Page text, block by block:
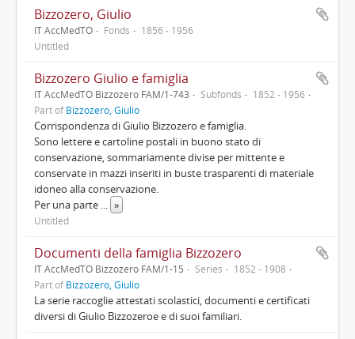
Bizzozero, Giulio
IT AccMedTO Fonds
1856 - 1956
Untitled
Bizzozero Giulio e famiglia
IT AccMedTO Bizzozero FAM/1-743 Subfonds
1852 - 1956
Part ofBizzozero, Giulio
Corrispondenza di Giulio Bizzozero e famiglia.
Sono lettere e cartoline postali in buono stato di
conservazione, sommariamente divise per mittente e
conservate in mazzi inseriti in buste trasparenti di materiale
idoneo alla conservazione.
Per una parte ... »
Untitled
Documenti della famiglia Bizzozero
IT AccMedTO Bizzozero FAM/1-15 Series
1852 - 1908
Part ofBizzozero, Giulio
La serie raccoglie attestati scolastici, documenti e certificati
diversi di Giulio Bizzozeroe e di suoi familiari.